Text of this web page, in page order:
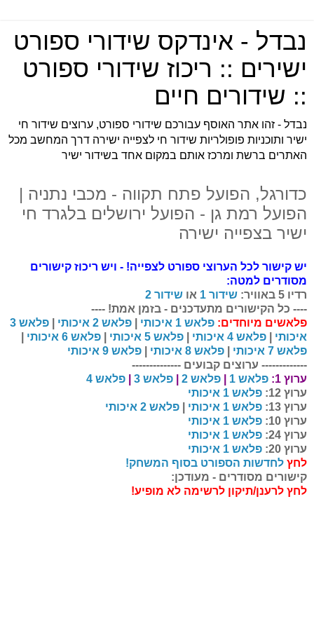
נבדל - אינדקס שידורי ספורט
ישירים :: ריכוז שידורי ספורט
:: שידורים חיים
נבדל - זהו אתר האוסף עבורכם שידורי ספורט, ערוצים שידור חי
ישיר ותוכניות פופולריות שידור חי לצפייה ישירה דרך המחשב מכל
האתרים ברשת ומרכז אותם במקום אחד בשידור ישיר
כדורגל, הפועל פתח תקווה - מכבי נתניה |
הפועל רמת גן - הפועל ירושלים בלגרד חי
ישיר בצפייה ישירה
יש קישור לכל הערוצי ספורט לצפייה! - ויש ריכוז קישורים
מסודרים למטה:
רדיו 5 באוויר:
שידור 1 או שידור 2
---- כל הקישורים מתעדכנים - בזמן אמת! ----
פלאשים מיוחדים: פלאש 1 איכותי פלאש 2 איכותי
פלאש 3
איכותי
פלאש 4 איכותי פלאש 5 איכותי פלאש 6 איכותי
פלאש 7 איכותי
פלאש 8 איכותי
פלאש 9 איכותי
------------- ערוצים קבועים -
-----
---
---
-
-
ערוץ 1:
פלאש 1 פלאש 2 פלאש 3
פלאש 4
ערוץ 12:
פלאש 1 איכותי
ערוץ 13:
פלאש 1 איכותי
פלאש 2 איכותי
ערוץ 10:
פלאש 1 איכותי
ערוץ 24:
פלאש 1 איכותי
ערוץ 20:
פלאש 1 איכותי
לחץ לחדשות הספורט בסוף המשחק!
קישורים מסודרים - מעודכן:
לחץ לרענן/תיקון לרשימה לא מופיע!